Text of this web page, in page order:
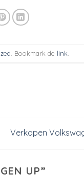
. Bookmark de link.
Verkopen
UP”